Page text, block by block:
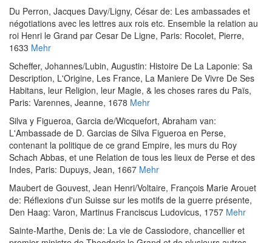
Du Perron, Jacques Davy/Ligny, César de: Les ambassades et
négotiations avec les lettres aux rois etc. Ensemble la relation au
roi Henri le Grand par Cesar De Ligne, Paris: Rocolet, Pierre,
1633 Mehr
Scheffer, Johannes/Lubin, Augustin: Histoire De La Laponie: Sa
Description, L'Origine, Les France, La Maniere De Vivre De Ses
Habitans, leur Religion, leur Magie, & les choses rares du Païs,
Paris: Varennes, Jeanne, 1678 Mehr
Silva y Figueroa, Garcia de/Wicquefort, Abraham van:
L'Ambassade de D. Garcias de Silva Figueroa en Perse,
contenant la politique de ce grand Empire, les murs du Roy
Schach Abbas, et une Relation de tous les lieux de Perse et des
Indes, Paris: Dupuys, Jean, 1667 Mehr
Maubert de Gouvest, Jean Henri/Voltaire, François Marie Arouet
de: Réflexions d'un Suisse sur les motifs de la guerre présente,
Den Haag: Varon, Martinus Franciscus Ludovicus, 1757 Mehr
Sainte-Marthe, Denis de: La vie de Cassiodore, chancellier et